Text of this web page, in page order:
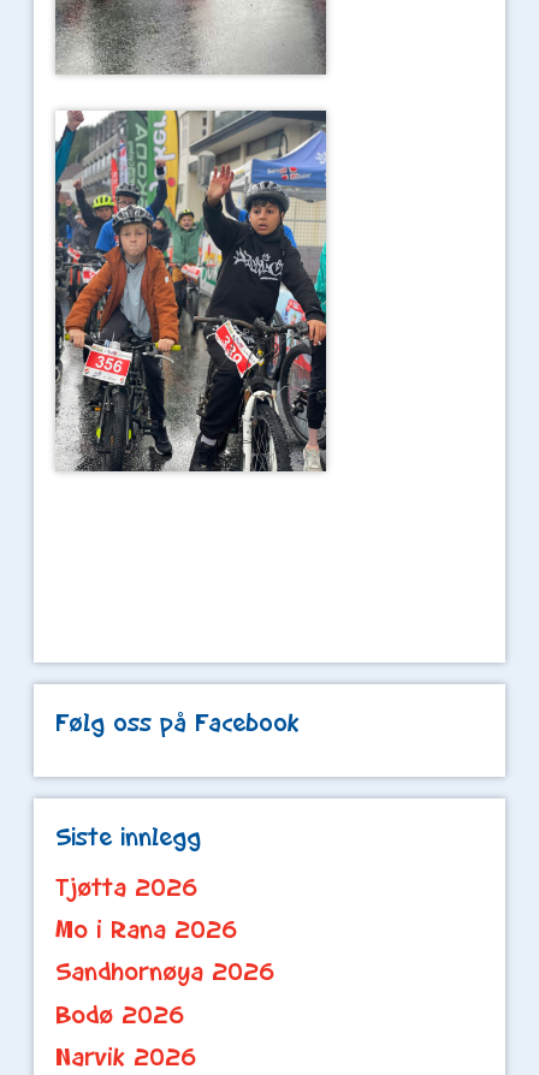
Følg oss på Facebook
Siste innlegg
Tjøtta 2026
Mo i Rana 2026
Sandhornøya 2026
Bodø 2026
Narvik 2026